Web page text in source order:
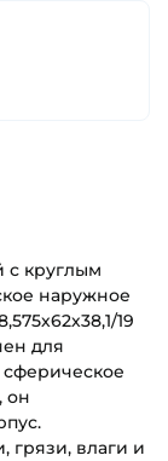
с круглым
наружное
19
для
он
влаги и